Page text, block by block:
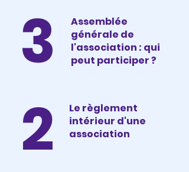
3
Assemblée
générale de
l'association : qui
peut participer ?
2
Le règlement
intérieur d'une
association